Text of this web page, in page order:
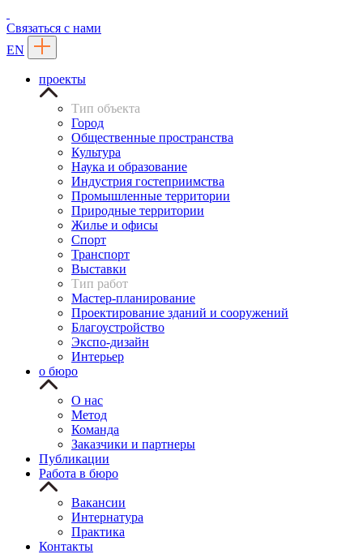
Связаться с нами
EN
проекты
Тип объекта
Город
Общественные пространства
Культура
Наука и образование
Индустрия гостеприимства
Промышленные территории
Природные территории
Жилье и офисы
Спорт
Транспорт
Выставки
Тип работ
Мастер-планирование
Проектирование зданий и сооружений
Благоустройство
Экспо-дизайн
Интерьер
о бюро
О нас
Метод
Команда
Заказчики и партнеры
Публикации
Работа в бюро
Вакансии
Интернатура
Практика
Контакты